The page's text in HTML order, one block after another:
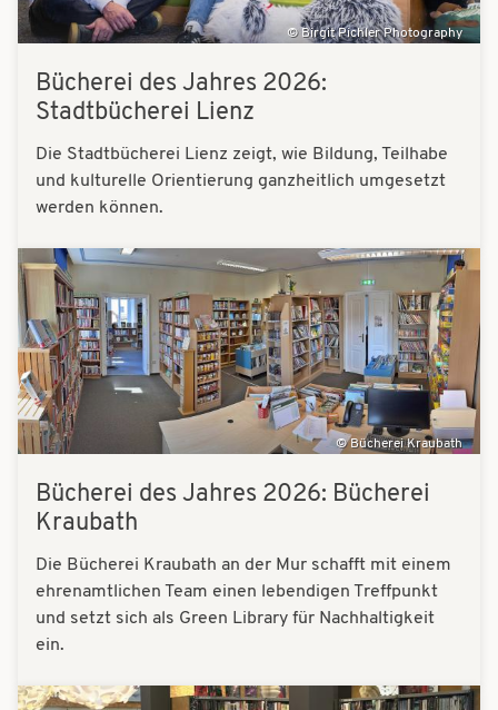
Birgit Pichler Photography
Bücherei des Jahres 2026:
Stadtbücherei Lienz
Die Stadtbücherei Lienz zeigt, wie Bildung, Teilhabe
und kulturelle Orientierung ganzheitlich umgesetzt
werden können.
Bilder
Bücherei Kraubath
Bücherei des Jahres 2026: Bücherei
Kraubath
Die Bücherei Kraubath an der Mur schafft mit einem
ehrenamtlichen Team einen lebendigen Treffpunkt
und setzt sich als Green Library für Nachhaltigkeit
ein.
Bilder